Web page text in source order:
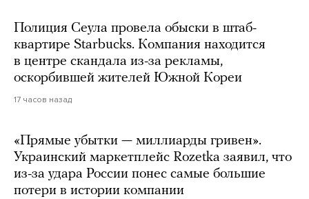
Полиция Сеула провела обыски в штаб-
квартире Starbucks. Компания находится
в центре скандала из-за рекламы,
оскорбившей жителей Южной Кореи
17 часов назад
«Прямые убытки — миллиарды гривен».
Украинский маркетплейс Rozetka заявил, что
из-за удара России понес самые большие
потери в истории компании